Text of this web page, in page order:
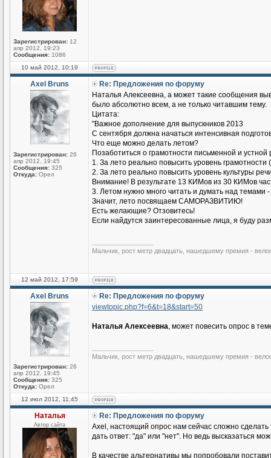
Зарегистрирован: 12
апр 2012, 19:23
Сообщения: 1086
10 май 2012, 10:19
Axel Bruns
Зарегистрирован: 26
апр 2012, 19:45
Сообщения: 325
Откуда: Орел
Re: Предложения по форуму
Наталья Алексеевна, а может такие сообщения
было абсолютно всем, а не только читавшим тему.
Цитата:
"Важное дополнение для выпускников 2013
С сентября должна начаться интенсивная
Что еще можно делать летом?
Позаботиться о грамотности письменной и устной
1. За лето реально повысить уровень
2. За лето реально повысить уровень культуры
Внимание! В результате 13 КИМов из 30 КИМов
3. Летом нужно много читать и думать над темами
Значит, лето посвящаем САМОРАЗВИТИЮ!
Есть желающие? Отзовитесь!
Если найдутся заинтересованные лица, я буду
Мальчик, рост метр двадцать, нашедшему премия -
12 май 2012, 17:59
Axel Bruns
Зарегистрирован: 26
апр 2012, 19:45
Сообщения: 325
Откуда: Орел
Re: Предложения по форуму
viewtopic.php?f=6&t=18&start=50
Наталья Алексеевна, может повесить опрос в
Мальчик, рост метр двадцать, нашедшему премия -
12 июл 2012, 11:45
Наталья
Автор сайта
Re: Предложения по форуму
Axel, настоящий опрос нам сейчас сложно
дать ответ: "да" или "нет". Но ведь высказаться
В качестве альтернативы мы попробовали